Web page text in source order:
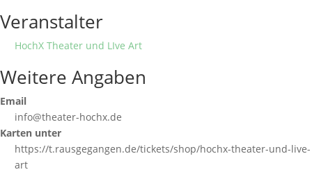
Veranstalter
HochX Theater und LIve Art
Weitere Angaben
Email
info@theater-hochx.de
Karten unter
https://t.rausgegangen.de/tickets/shop/hochx-theater-und-live-
art